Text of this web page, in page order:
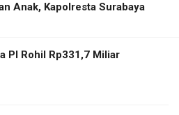
Anak, Kapolresta Surabaya
PI Rohil Rp331,7 Miliar